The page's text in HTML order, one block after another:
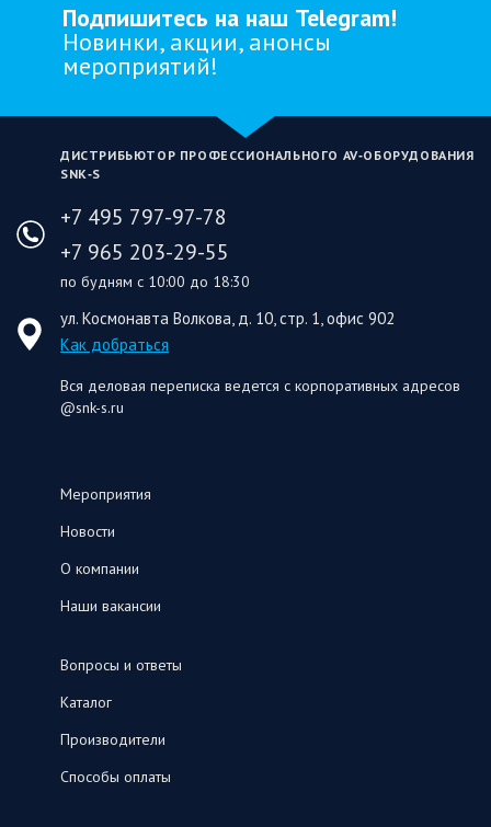
Подпишитесь на наш Telegram!
Новинки, акции, анонсы
мероприятий!
ДИСТРИБЬЮТОР ПРОФЕССИОНАЛЬНОГО AV‑ОБОРУДОВАНИЯ
SNK‑S
+7 495 797-97-78
+7 965 203-29-55
по будням с 10:00 до 18:30
ул. Космонавта Волкова, д. 10, стр. 1, офис 902
Как добраться
Вся деловая переписка ведется с корпоративных адресов
@snk-s.ru
Мероприятия
Новости
О компании
Наши вакансии
Вопросы и ответы
Каталог
Производители
Способы оплаты